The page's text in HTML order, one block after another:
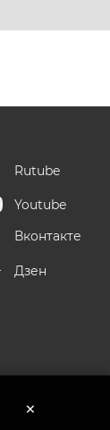
Rutube
Youtube
Вконтакте
Дзен
×